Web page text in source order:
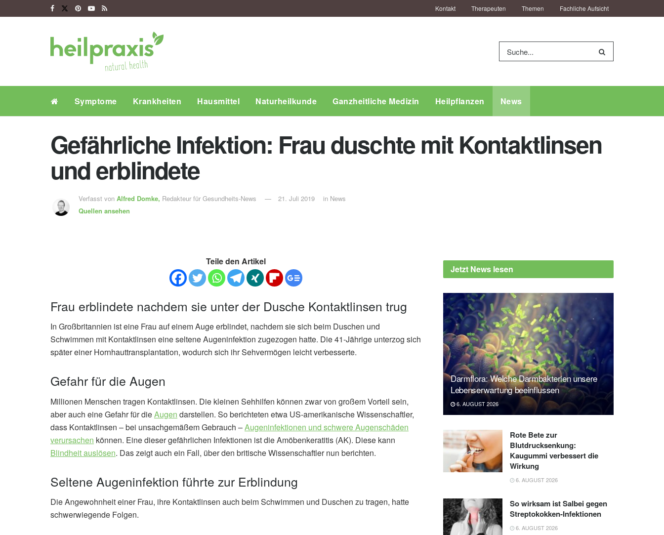
Kontakt Therapeuten Themen Fachliche Aufsicht
Symptome Krankheiten Hausmittel Naturheilkunde Ganzheitliche Medizin Heilpflanzen News
Gefährliche Infektion: Frau duschte mit Kontaktlinsen
und erblindete
Verfasst von Alfred Domke, Redakteur für Gesundheits-News
Quellen ansehen
21. Juli 2019 in News
Teile den Artikel
Frau erblindete nachdem sie unter der Dusche Kontaktlinsen trug
In Großbritannien ist eine Frau auf einem Auge erblindet, nachdem sie sich beim Duschen und
Schwimmen mit Kontaktlinsen eine seltene Augeninfektion zugezogen hatte. Die 41-Jährige unterzog sich
später einer Hornhauttransplantation, wodurch sich ihr Sehvermögen leicht verbesserte.
Gefahr für die Augen
Millionen Menschen tragen Kontaktlinsen. Die kleinen Sehhilfen können zwar von großem Vorteil sein,
aber auch eine Gefahr für dieAugen darstellen. So berichteten etwa US-amerikanische Wissenschaftler,
dass Kontaktlinsen – bei unsachgemäßem Gebrauch –Augeninfektionen und schwere Augenschäden
verursachen können. Eine dieser gefährlichen Infektionen ist die Amöbenkeratitis (AK). Diese kann
Blindheit auslösen. Das zeigt auch ein Fall, über den britische Wissenschaftler nun berichten.
Seltene Augeninfektion führte zur Erblindung
Die Angewohnheit einer Frau, ihre Kontaktlinsen auch beim Schwimmen und Duschen zu tragen, hatte
schwerwiegende Folgen.
Jetzt News lesen
Darmflora: Welche Darmbakterien unsere
Lebenserwartung beeinflussen
6. AUGUST 2026
Rote Bete zur
Blutdrucksenkung:
Kaugummi verbessert die
Wirkung
6. AUGUST 2026
So wirksam ist Salbei gegen
Streptokokken-Infektionen
6. AUGUST 2026